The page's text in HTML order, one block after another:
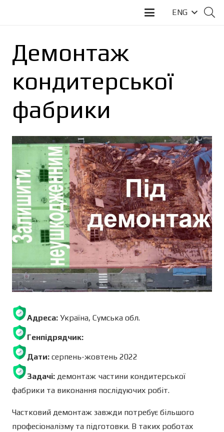
ENG
Демонтаж
кондитерської
фабрики
Адреса: Україна, Сумська обл.
Генпідрядчик:
Дати: серпень-жовтень 2022
Задачі: демонтаж частини кондитерської
фабрики та виконання послідуючих робіт.
Частковий демонтаж завжди потребує більшого
професіоналізму та підготовки. В таких роботах